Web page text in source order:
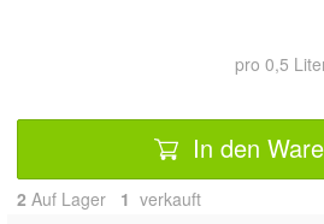
pro 0,5
In den
2 Auf Lager 1 verkauft